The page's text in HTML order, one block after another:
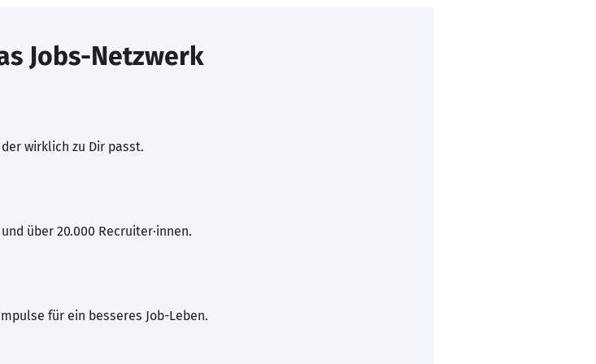
Jobs-Netzwerk
wirklich zu Dir passt.
über 20.000 Recruiter·innen.
für ein besseres Job-Leben.